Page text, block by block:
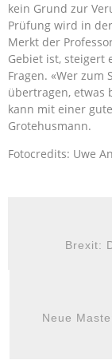
kein Grund zur
Prüfung wird in
Merkt der
Gebiet ist, steigert
Fragen. «Wer zum
übertragen, etwas
kann mit einer
Grotehusmann.
Fotocredits: Uwe
Brexit:
Neue